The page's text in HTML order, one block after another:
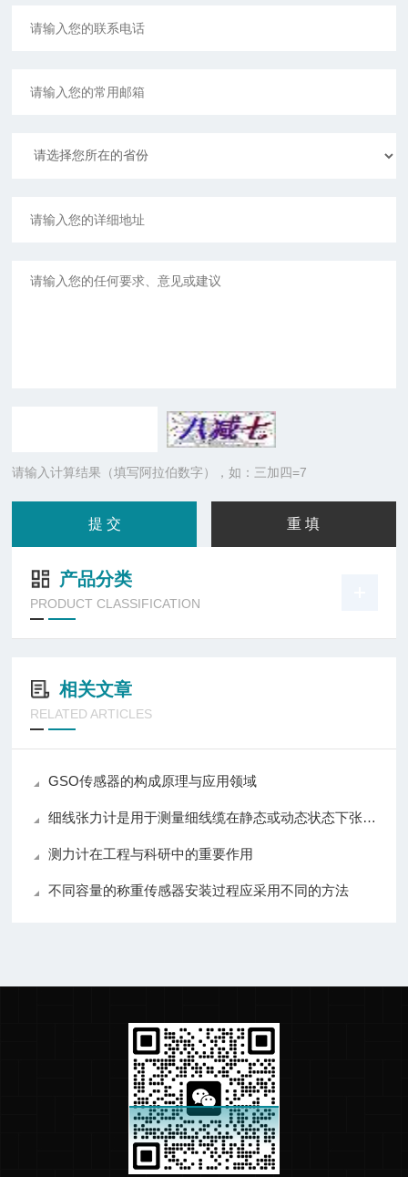
请输入计算结果（填写阿拉伯数字），如：三加四=7
产品分类
PRODUCT CLASSIFICATION
相关文章
RELATED ARTICLES
GSO传感器的构成原理与应用领域
细线张力计是用于测量细线缆在静态或动态状态下张力的仪器
测力计在工程与科研中的重要作用
不同容量的称重传感器安装过程应采用不同的方法